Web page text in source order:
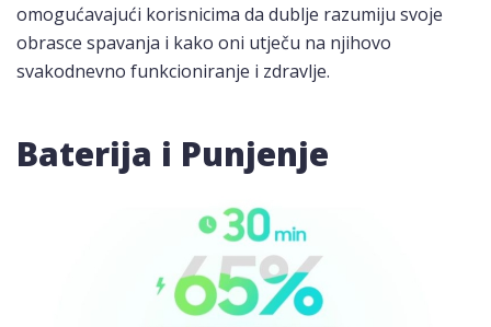
omogućavajući korisnicima da dublje razumiju svoje
obrasce spavanja i kako oni utječu na njihovo
svakodnevno funkcioniranje i zdravlje.
Baterija i Punjenje